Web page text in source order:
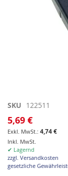
Zum
der
Bildgalerie
springen
SKU 122511
5,69 €
4,74 €
Inkl. MwSt.
✔ Lagernd
zzgl. Versandkosten
gesetzliche